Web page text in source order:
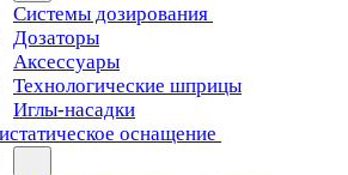
Системы дозирования
Дозаторы
Аксессуары
Технологические шприцы
Иглы-насадки
оснащение